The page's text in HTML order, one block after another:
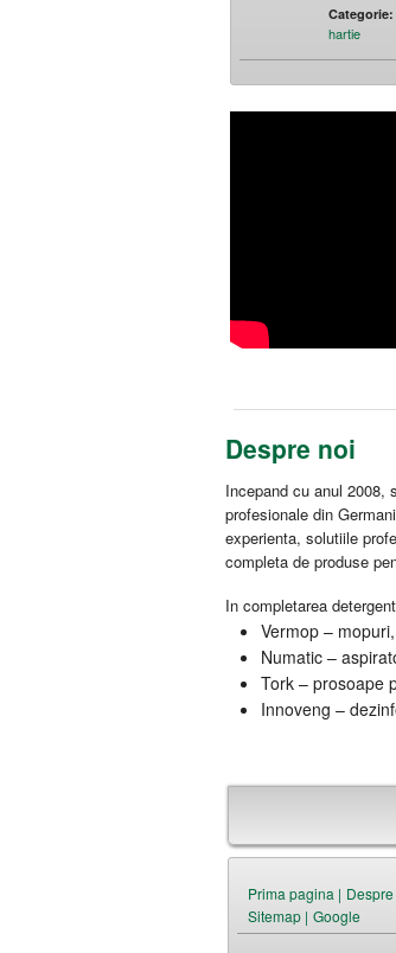
Categorie:
hartie
Despre noi
Incepand cu anul 2008,
profesionale din
experienta, solutiile
completa de produse
In completarea
Vermop –
Numatic –
Tork – prosoape
Innoveng –
Prima pagina |
Sitemap | Google